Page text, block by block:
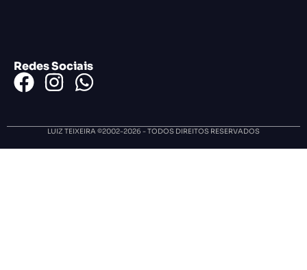
Redes Sociais
LUIZ TEIXEIRA ©2002-2026 - TODOS DIREITOS RESERVADOS